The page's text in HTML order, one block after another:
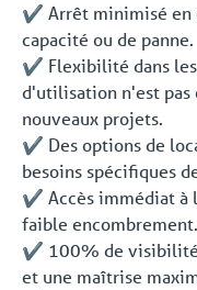
✔️ Arrêt minimisé en
capacité ou de panne.
✔️ Flexibilité dans
d'utilisation n'est pas
nouveaux projets.
✔️ Des options de
besoins spécifiques
✔️ Accès immédiat à
faible encombrement.
✔️ 100% de
et une maîtrise